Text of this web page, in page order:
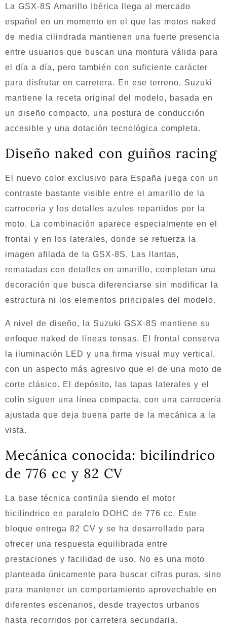
La GSX-8S Amarillo Ibérica llega al mercado
español en un momento en el que las motos naked
de media cilindrada mantienen una fuerte presencia
entre usuarios que buscan una montura válida para
el día a día, pero también con suficiente carácter
para disfrutar en carretera. En ese terreno, Suzuki
mantiene la receta original del modelo, basada en
un diseño compacto, una postura de conducción
accesible y una dotación tecnológica completa.
Diseño naked con guiños racing
El nuevo color exclusivo para España juega con un
contraste bastante visible entre el amarillo de la
carrocería y los detalles azules repartidos por la
moto. La combinación aparece especialmente en el
frontal y en los laterales, donde se refuerza la
imagen afilada de la GSX-8S. Las llantas,
rematadas con detalles en amarillo, completan una
decoración que busca diferenciarse sin modificar la
estructura ni los elementos principales del modelo.
A nivel de diseño, la Suzuki GSX-8S mantiene su
enfoque naked de líneas tensas. El frontal conserva
la iluminación LED y una firma visual muy vertical,
con un aspecto más agresivo que el de una moto de
corte clásico. El depósito, las tapas laterales y el
colín siguen una línea compacta, con una carrocería
ajustada que deja buena parte de la mecánica a la
vista.
Mecánica conocida: bicilíndrico
de 776 cc y 82 CV
La base técnica continúa siendo el motor
bicilíndrico en paralelo DOHC de 776 cc. Este
bloque entrega 82 CV y se ha desarrollado para
ofrecer una respuesta equilibrada entre
prestaciones y facilidad de uso. No es una moto
planteada únicamente para buscar cifras puras, sino
para mantener un comportamiento aprovechable en
diferentes escenarios, desde trayectos urbanos
hasta recorridos por carretera secundaria.